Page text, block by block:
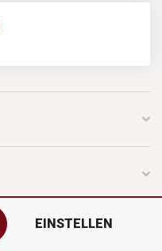
EINSTELLEN